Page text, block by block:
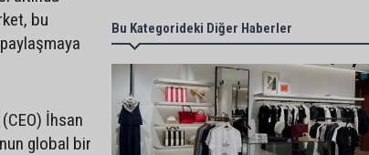
bu
İhsan
global bir
Bu Kategorideki Diğer Haberler